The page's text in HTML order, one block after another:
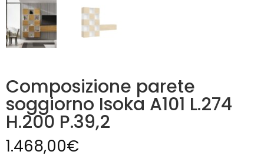
Composizione parete
soggiorno Isoka A101 L.274
H.200 P.39,2
1.468,00€